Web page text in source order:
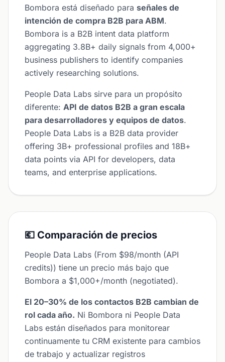
Bombora está diseñado para señales de
intención de compra B2B para ABM.
Bombora is a B2B intent data platform
aggregating 3.8B+ daily signals from 4,000+
business publishers to identify companies
actively researching solutions.
People Data Labs sirve para un propósito
diferente: API de datos B2B a gran escala
para desarrolladores y equipos de datos.
People Data Labs is a B2B data provider
offering 3B+ professional profiles and 18B+
data points via API for developers, data
teams, and enterprise applications.
💶 Comparación de precios
People Data Labs (From $98/month (API
credits)) tiene un precio más bajo que
Bombora a $1,000+/month (negotiated).
El 20–30% de los contactos B2B cambian de
rol cada año. Ni Bombora ni People Data
Labs están diseñados para monitorear
continuamente tu CRM existente para cambios
de trabajo y actualizar registros